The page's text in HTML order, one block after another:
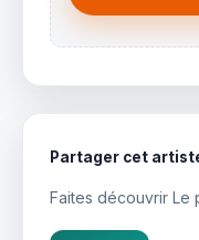
Partager cet
Faites découvrir Le